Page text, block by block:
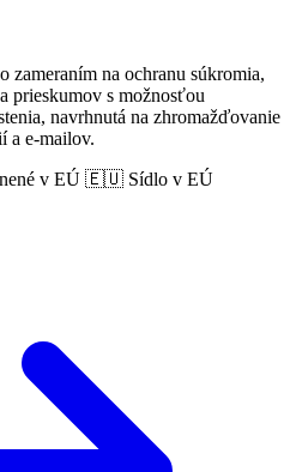
zameraním na ochranu súkromia,
prieskumov s možnosťou
navrhnutá na zhromažďovanie
a e-mailov.
v EÚ 🇪🇺 Sídlo v EÚ